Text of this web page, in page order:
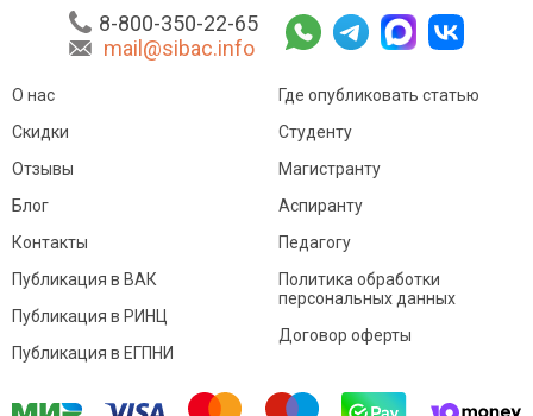
8-800-350-22-65
mail@sibac.info
О нас
Скидки
Отзывы
Блог
Контакты
Где опубликовать статью
Студенту
Магистранту
Аспиранту
Педагогу
Публикация в ВАК
Публикация в РИНЦ
Публикация в ЕГПНИ
Политика обработки
персональных данных
Договор оферты